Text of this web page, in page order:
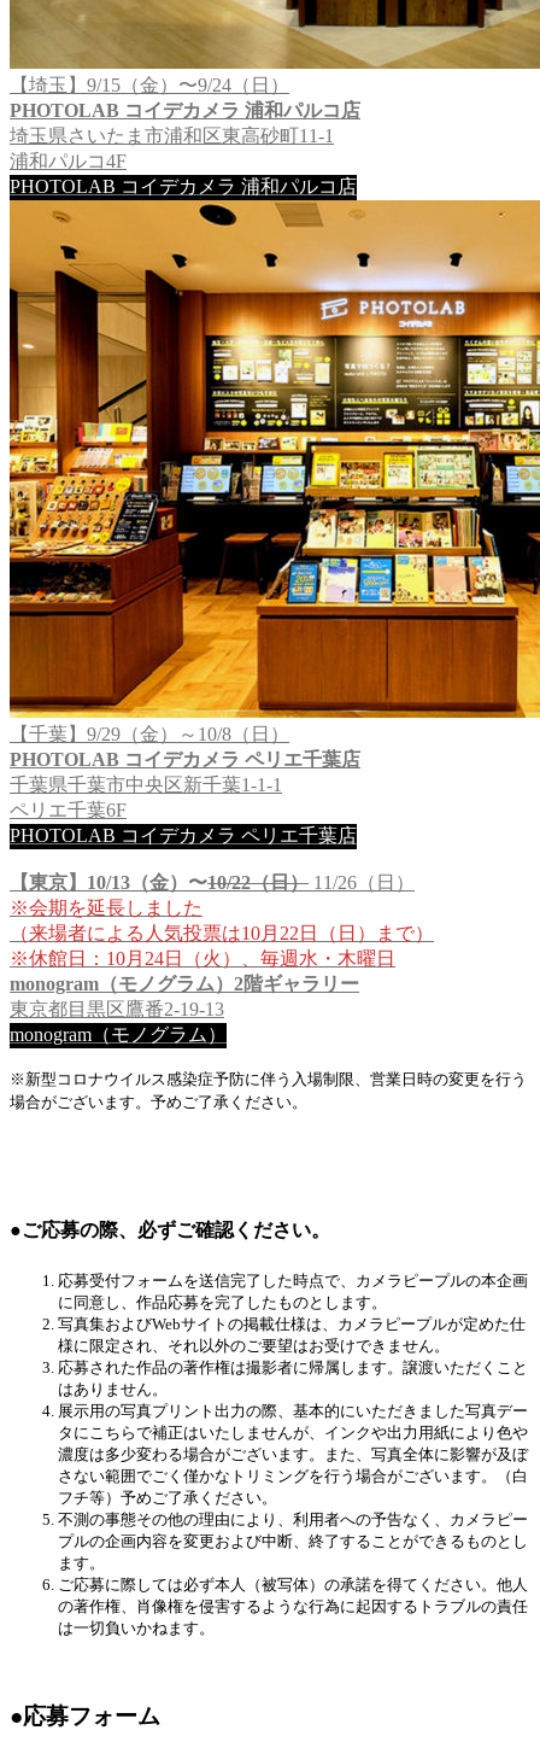
【埼玉】9/15（金）〜9/24（日）
PHOTOLAB コイデカメラ 浦和パルコ店
埼玉県さいたま市浦和区東高砂町11-1
浦和パルコ4F
PHOTOLAB コイデカメラ 浦和パルコ店
【千葉】9/29（金）～10/8（日）
PHOTOLAB コイデカメラ ペリエ千葉店
千葉県千葉市中央区新千葉1-1-1
ペリエ千葉6F
PHOTOLAB コイデカメラ ペリエ千葉店
【東京】10/13（金）〜10/22（日） 11/26（日）
※会期を延長しました
（来場者による人気投票は10月22日（日）まで）
※休館日：10月24日（火）、毎週水・木曜日
monogram（モノグラム）2階ギャラリー
東京都目黒区鷹番2-19-13
monogram（モノグラム）
※新型コロナウイルス感染症予防に伴う入場制限、営業日時の変更を行う
場合がございます。予めご了承ください。
●ご応募の際、必ずご確認ください。
応募受付フォームを送信完了した時点で、カメラピープルの本企画
に同意し、作品応募を完了したものとします。
写真集およびWebサイトの掲載仕様は、カメラピープルが定めた仕
様に限定され、それ以外のご要望はお受けできません。
応募された作品の著作権は撮影者に帰属します。譲渡いただくこと
はありません。
展示用の写真プリント出力の際、基本的にいただきました写真デー
タにこちらで補正はいたしませんが、インクや出力用紙により色や
濃度は多少変わる場合がございます。また、写真全体に影響が及ぼ
さない範囲でごく僅かなトリミングを行う場合がございます。（白
フチ等）予めご了承ください。
不測の事態その他の理由により、利用者への予告なく、カメラピー
プルの企画内容を変更および中断、終了することができるものとし
ます。
ご応募に際しては必ず本人（被写体）の承諾を得てください。他人
の著作権、肖像権を侵害するような行為に起因するトラブルの責任
は一切負いかねます。
●応募フォーム